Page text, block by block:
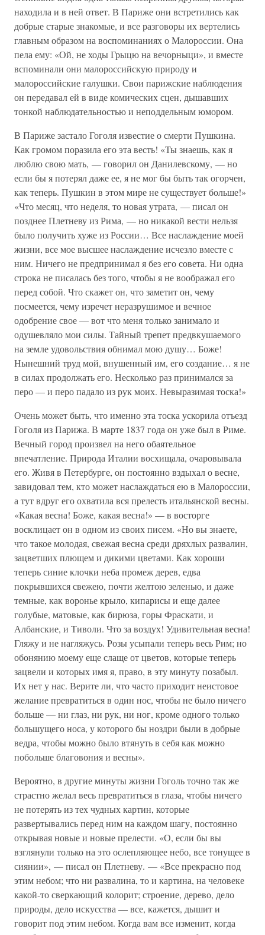
находила и в ней ответ. В Париже они встретились как
добрые старые знакомые, и все разговоры их вертелись
главным образом на воспоминаниях о Малороссии. Она
пела ему: «Ой, не ходы Грыцю на вечорныци», и вместе
вспоминали они малороссийскую природу и
малороссийские галушки. Свои парижские наблюдения
он передавал ей в виде комических сцен, дышавших
тонкой наблюдательностью и неподдельным юмором.
В Париже застало Гоголя известие о смерти Пушкина.
Как громом поразила его эта весть! «Ты знаешь, как я
люблю свою мать, — говорил он Данилевскому, — но
если бы я потерял даже ее, я не мог бы быть так огорчен,
как теперь. Пушкин в этом мире не существует больше!»
«Что месяц, что неделя, то новая утрата, — писал он
позднее Плетневу из Рима, — но никакой вести нельзя
было получить хуже из России… Все наслаждение моей
жизни, все мое высшее наслаждение исчезло вместе с
ним. Ничего не предпринимал я без его совета. Ни одна
строка не писалась без того, чтобы я не воображал его
перед собой. Что скажет он, что заметит он, чему
посмеется, чему изречет неразрушимое и вечное
одобрение свое — вот что меня только занимало и
одушевляло мои силы. Тайный трепет предвкушаемого
на земле удовольствия обнимал мою душу… Боже!
Нынешний труд мой, внушенный им, его создание… я не
в силах продолжать его. Несколько раз принимался за
перо — и перо падало из рук моих. Невыразимая тоска!»
Очень может быть, что именно эта тоска ускорила отъезд
Гоголя из Парижа. В марте 1837 года он уже был в Риме.
Вечный город произвел на него обаятельное
впечатление. Природа Италии восхищала, очаровывала
его. Живя в Петербурге, он постоянно вздыхал о весне,
завидовал тем, кто может наслаждаться ею в Малороссии,
а тут вдруг его охватила вся прелесть итальянской весны.
«Какая весна! Боже, какая весна!» — в восторге
восклицает он в одном из своих писем. «Но вы знаете,
что такое молодая, свежая весна среди дряхлых развалин,
зацветших плющем и дикими цветами. Как хороши
теперь синие клочки неба промеж дерев, едва
покрывшихся свежею, почти желтою зеленью, и даже
темные, как воронье крыло, кипарисы и еще далее
голубые, матовые, как бирюза, горы Фраскати, и
Албанские, и Тиволи. Что за воздух! Удивительная весна!
Гляжу и не нагляжусь. Розы усыпали теперь весь Рим; но
обонянию моему еще слаще от цветов, которые теперь
зацвели и которых имя я, право, в эту минуту позабыл.
Их нет у нас. Верите ли, что часто приходит неистовое
желание превратиться в один нос, чтобы не было ничего
больше — ни глаз, ни рук, ни ног, кроме одного только
большущего носа, у которого бы ноздри были в добрые
ведра, чтобы можно было втянуть в себя как можно
побольше благовония и весны».
Вероятно, в другие минуты жизни Гоголь точно так же
страстно желал весь превратиться в глаза, чтобы ничего
не потерять из тех чудных картин, которые
развертывались перед ним на каждом шагу, постоянно
открывая новые и новые прелести. «О, если бы вы
взглянули только на это ослепляющее небо, все тонущее в
сиянии», — писал он Плетневу. — «Все прекрасно под
этим небом; что ни развалина, то и картина, на человеке
какой-то сверкающий колорит; строение, дерево, дело
природы, дело искусства — все, кажется, дышит и
говорит под этим небом. Когда вам все изменит, когда